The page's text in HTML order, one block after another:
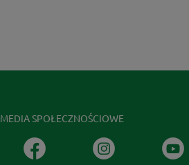
MEDIA SPOŁECZNOŚCIOWE